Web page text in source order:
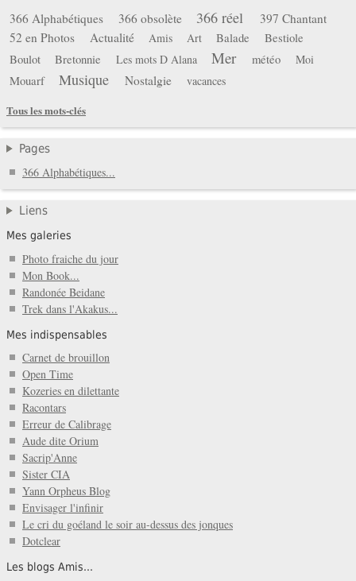
366 Alphabétiques 366 obsolète 366 réel
397 Chantant
52 en Photos
Actualité Amis Art Balade
Bestiole
Boulot
Bretonnie Les mots D Alana Mer météo Moi
Mouarf Musique Nostalgie
vacances
Tous les mots-clés
Pages
366 Alphabétiques...
Liens
Mes galeries
Photo fraiche du jour
Mon Book...
Randonée Beidane
Trek dans l'Akakus...
Mes indispensables
Carnet de brouillon
Open Time
Kozeries en dilettante
Racontars
Erreur de Calibrage
Aude dite Orium
Sacrip'Anne
Sister CIA
Yann Orpheus Blog
Envisager l'infinir
Le cri du goéland le soir au-dessus des jonques
Dotclear
Les blogs Amis...